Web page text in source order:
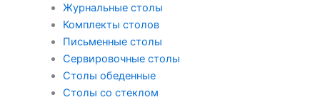
Журнальные столы
Комплекты столов
Письменные столы
Сервировочные столы
Столы обеденные
Столы со стеклом